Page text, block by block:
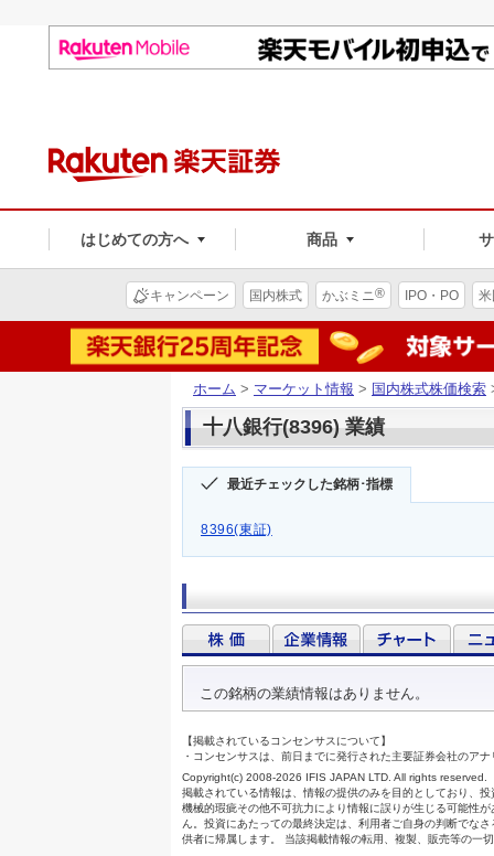
はじめての方へ 商品
キャンペーン 国内株式 かぶミニ® IPO・PO
ホーム > マーケット情報 > 国内株式株価検索
十八銀行(8396) 業績
最近チェックした銘柄･指標
8396(東証)